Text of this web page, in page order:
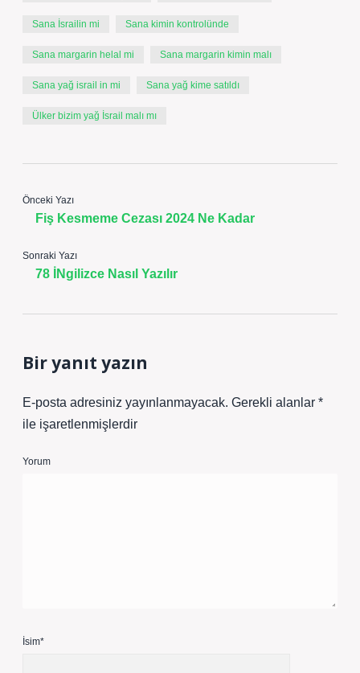
Sana İsrailin mi Sana kimin kontrolünde
Sana margarin helal mi Sana margarin kimin malı
Sana yağ israil in mi Sana yağ kime satıldı
Ülker bizim yağ İsrail malı mı
Önceki Yazı
Fiş Kesmeme Cezası 2024 Ne Kadar
Sonraki Yazı
78 İNgilizce Nasıl Yazılır
Bir yanıt yazın
E-posta adresiniz yayınlanmayacak. Gerekli alanlar *
ile işaretlenmişlerdir
Yorum
İsim*